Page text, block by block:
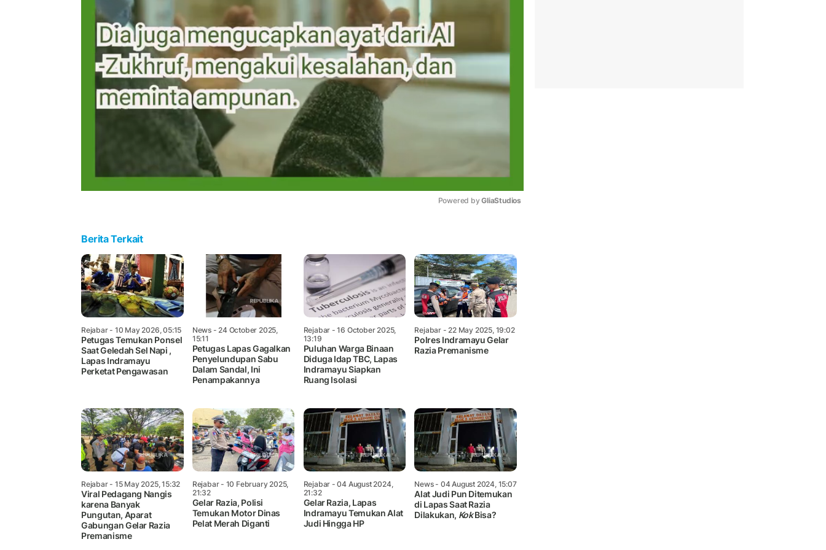
Powered by GliaStudios
Berita Terkait
Rejabar- 10 May 2026, 05:15
Petugas Temukan Ponsel
Saat Geledah Sel Napi ,
Lapas Indramayu
Perketat Pengawasan
News- 24 October 2025,
15:11
Petugas Lapas Gagalkan
Penyelundupan Sabu
Dalam Sandal, Ini
Penampakannya
Rejabar - 16 October 2025,
13:19
Puluhan Warga Binaan
Diduga Idap TBC, Lapas
Indramayu Siapkan
Ruang Isolasi
Rejabar- 22 May 2025, 19:02
Polres Indramayu Gelar
Razia Premanisme
Rejabar- 15 May 2025, 15:32
Viral Pedagang Nangis
karena Banyak
Pungutan, Aparat
Gabungan Gelar Razia
Premanisme
Rejabar- 10 February 2025,
21:32
Gelar Razia, Polisi
Temukan Motor Dinas
Pelat Merah Diganti
Rejabar - 04 August 2024,
21:32
Gelar Razia, Lapas
Indramayu Temukan Alat
Judi Hingga HP
News- 04 August 2024, 15:07
Alat Judi Pun Ditemukan
di Lapas Saat Razia
Dilakukan, KokBisa?